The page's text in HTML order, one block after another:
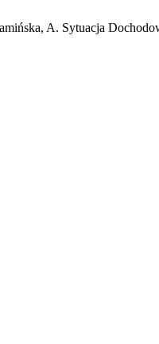
A. Sytuacja